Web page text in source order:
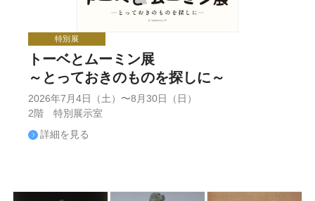
特別展
トーベとムーミン展
～とっておきのものを探しに～
2026年7月4日（土）〜8月30日（日）
2階 特別展示室
詳細を見る